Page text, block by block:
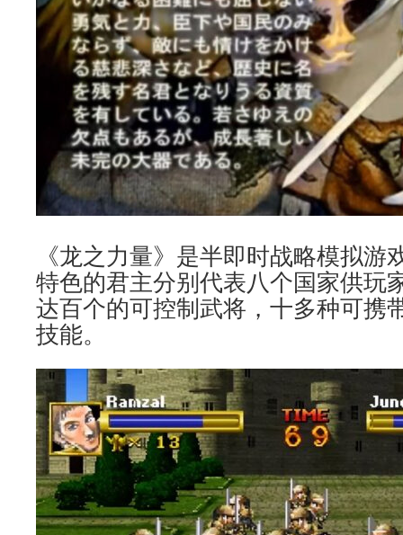
《龙之力量》是半即时战略模拟游
特色的君主分别代表八个国家供玩
达百个的可控制武将，十多种可携
技能。